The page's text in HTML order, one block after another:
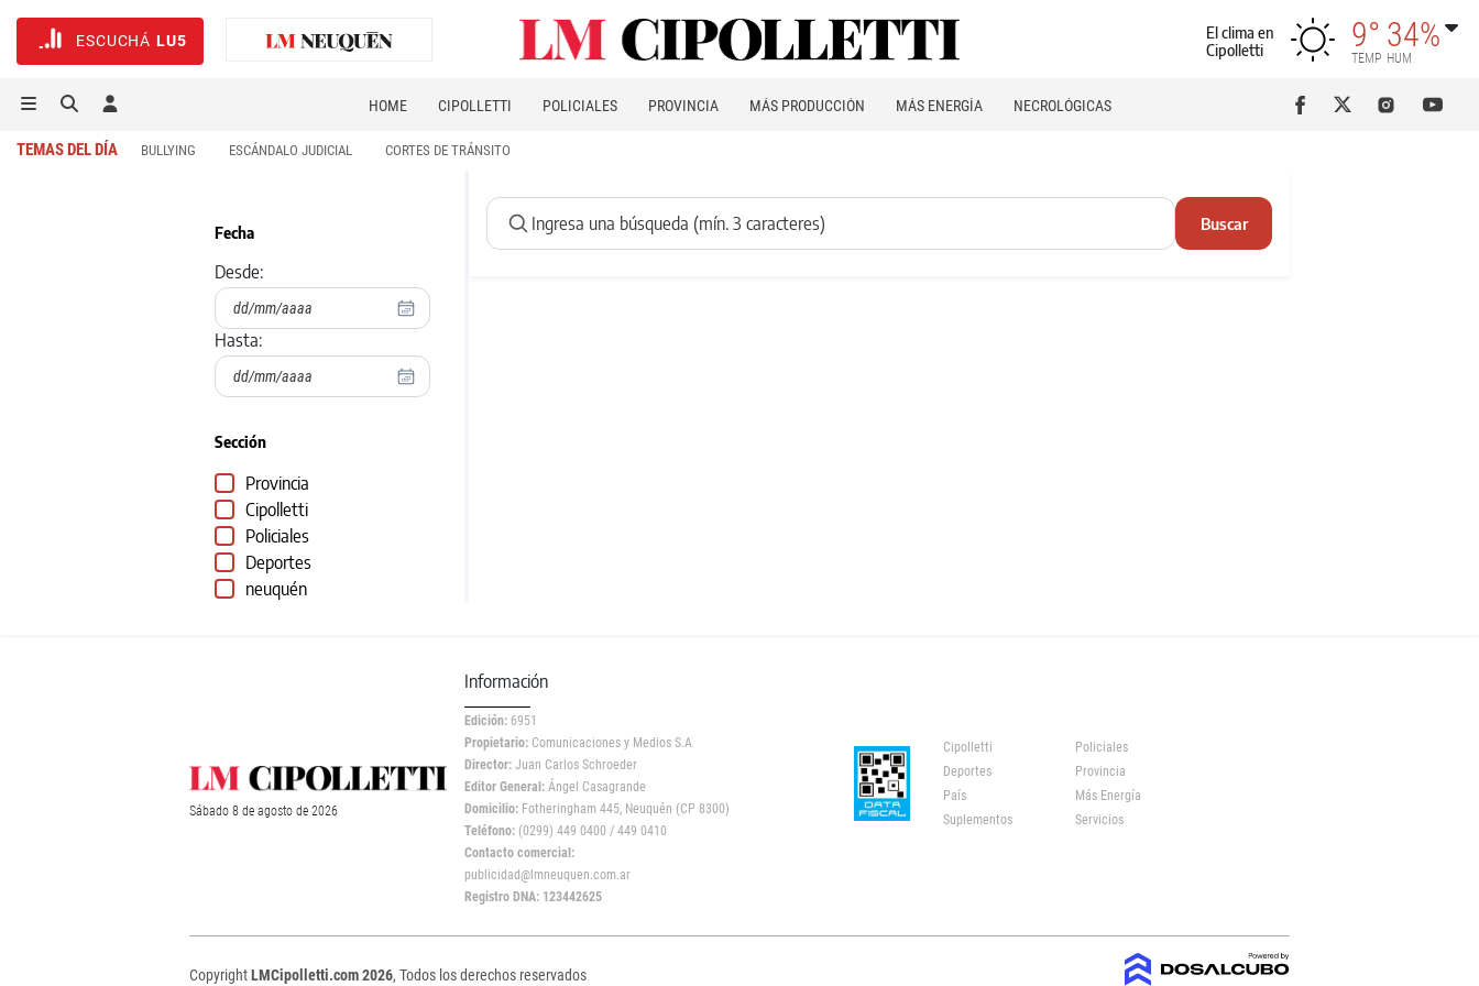
ESCUCHÁ LU5
El clima en
Cipolletti
9°
TEMP
34%
HUM
HOME CIPOLLETTI POLICIALES PROVINCIA MÁS PRODUCCIÓN MÁS ENERGÍA NECROLÓGICAS
TEMAS DEL DÍA BULLYING ESCÁNDALO JUDICIAL CORTES DE TRÁNSITO
Fecha
Desde:
Hasta:
Sección
Provincia
Cipolletti
Policiales
Deportes
neuquén
Buscar
Sábado 8 de agosto de 2026
Información
Edición: 6951
Propietario: Comunicaciones y Medios S.A
Director: Juan Carlos Schroeder
Editor General: Ángel Casagrande
Domicilio: Fotheringham 445, Neuquén (CP 8300)
Teléfono: (0299) 449 0400 / 449 0410
Contacto comercial:
publicidad@lmneuquen.com.ar
Registro DNA: 123442625
Cipolletti
Policiales
Deportes
Provincia
País
Más Energía
Suplementos
Servicios
CopyrightLMCipolletti.com 2026, Todos los derechos reservados